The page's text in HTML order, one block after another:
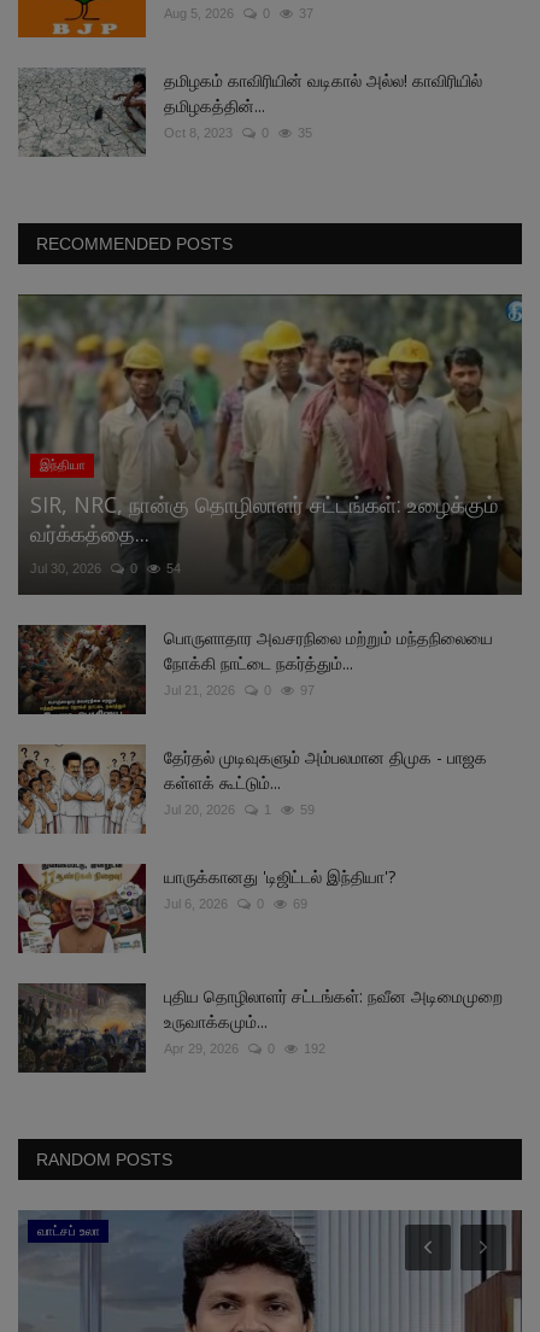
Aug 5, 2026 0 37
தமிழகம் காவிரியின் வடிகால் அல்ல! காவிரியில்
தமிழகத்தின்...
Oct 8, 2023 0 35
RECOMMENDED POSTS
இந்தியா
SIR, NRC, நான்கு தொழிலாளர் சட்டங்கள்: உழைக்கும்
வர்க்கத்தை...
Jul 30, 2026 0 54
பொருளாதார அவசரநிலை மற்றும் மந்தநிலையை
நோக்கி நாட்டை நகர்த்தும்...
Jul 21, 2026 0 97
தேர்தல் முடிவுகளும் அம்பலமான திமுக - பாஜக
கள்ளக் கூட்டும்...
Jul 20, 2026 1 59
யாருக்கானது 'டிஜிட்டல் இந்தியா'?
Jul 6, 2026 0 69
புதிய தொழிலாளர் சட்டங்கள்: நவீன அடிமைமுறை
உருவாக்கமும்...
Apr 29, 2026 0 192
RANDOM POSTS
வாட்சப் உலா